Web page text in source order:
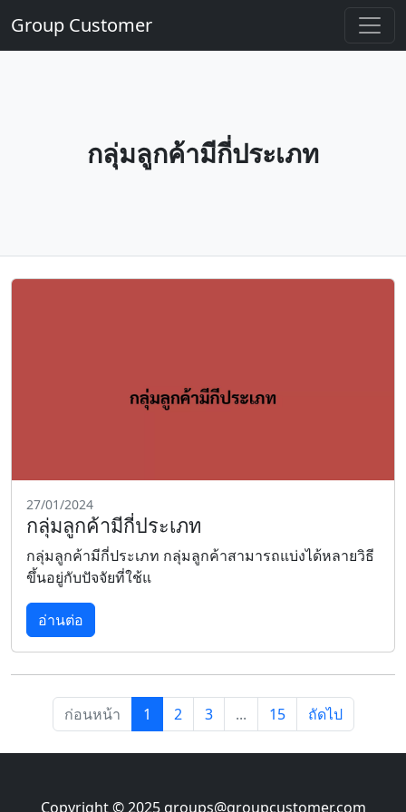
Group Customer
กลุ่มลูกค้ามีกี่ประเภท
27/01/2024
กลุ่มลูกค้ามีกี่ประเภท
กลุ่มลูกค้ามีกี่ประเภท กลุ่มลูกค้าสามารถแบ่งได้หลายวิธี
ขึ้นอยู่กับปัจจัยที่ใช้แ
อ่านต่อ
ก่อนหน้า 1 2 3 ... 15 ถัดไป
Copyright © 2025 groups@groupcustomer.com